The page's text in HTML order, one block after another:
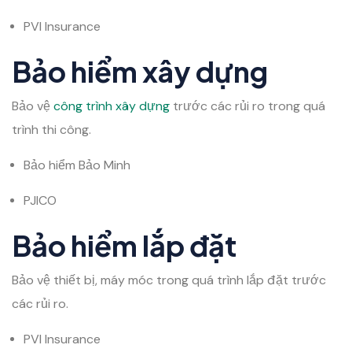
PVI Insurance
Bảo hiểm xây dựng
Bảo vệ công trình xây dựng trước các rủi ro trong quá
trình thi công.
Bảo hiểm Bảo Minh
PJICO
Bảo hiểm lắp đặt
Bảo vệ thiết bị, máy móc trong quá trình lắp đặt trước
các rủi ro.
PVI Insurance